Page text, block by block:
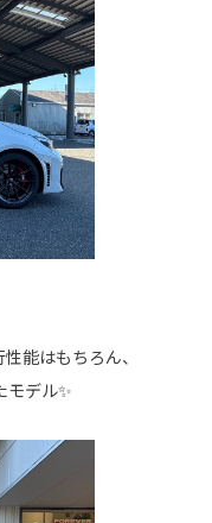
能はもちろん、
モデル✨